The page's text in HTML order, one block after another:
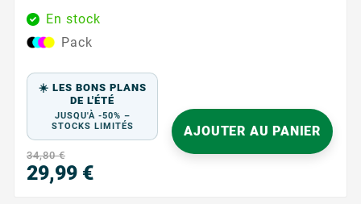
sereines au quotidien. Conçues pour fonctionner
avec les imprimantes HP acceptant les références HP
301 / HP 301 XL , elles offrent une solution simple et
supports...
En stock
Pack
☀️ LES BONS PLANS
DE L'ÉTÉ
JUSQU'À -50% –
STOCKS LIMITÉS
34,80 €
29,99 €
AJOUTER AU PANIER